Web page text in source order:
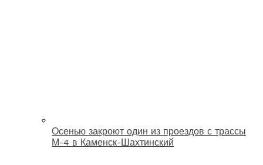
Осенью закроют один из проездов с трассы
М-4 в Каменск-Шахтинский